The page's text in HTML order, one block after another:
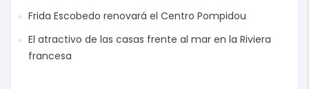
Frida Escobedo renovará el Centro Pompidou
El atractivo de las casas frente al mar en la Riviera
francesa